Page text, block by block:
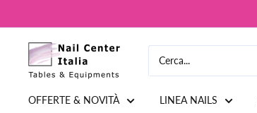
al
contenuto
Snc
Nail
OFFERTE & NOVITÀ LINEA NAILS